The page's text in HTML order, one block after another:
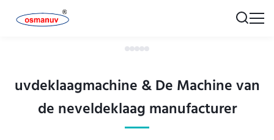
uvdeklaagmachine & De Machine van
de neveldeklaag manufacturer